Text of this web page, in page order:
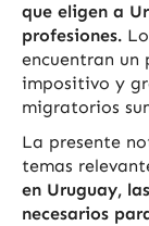
que eligen a
profesiones.
encuentran un
impositivo y
migratorios
La presente
temas
en Uruguay,
necesarios